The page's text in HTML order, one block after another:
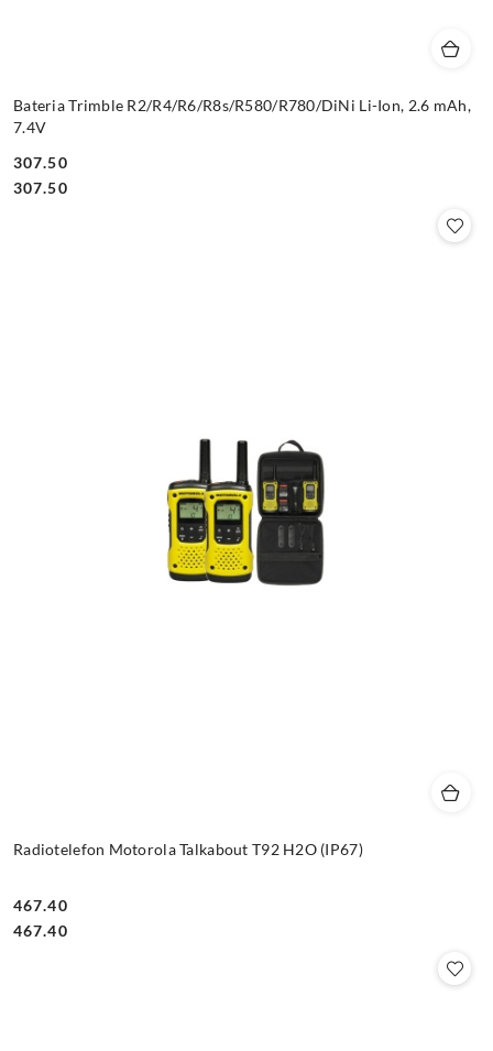
Bateria Trimble R2/R4/R6/R8s/R580/R780/DiNi Li-Ion, 2.6 mAh,
7.4V
Cena:
307.50
Cena:
307.50
Radiotelefon Motorola Talkabout T92 H2O (IP67)
Cena:
467.40
Cena:
467.40